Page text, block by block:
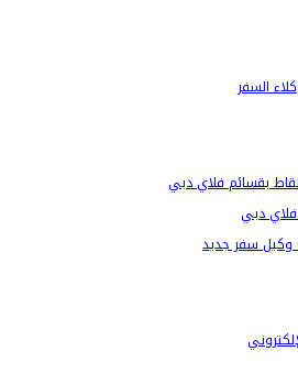
السفر
بقسائم فلاي دبي
دبي